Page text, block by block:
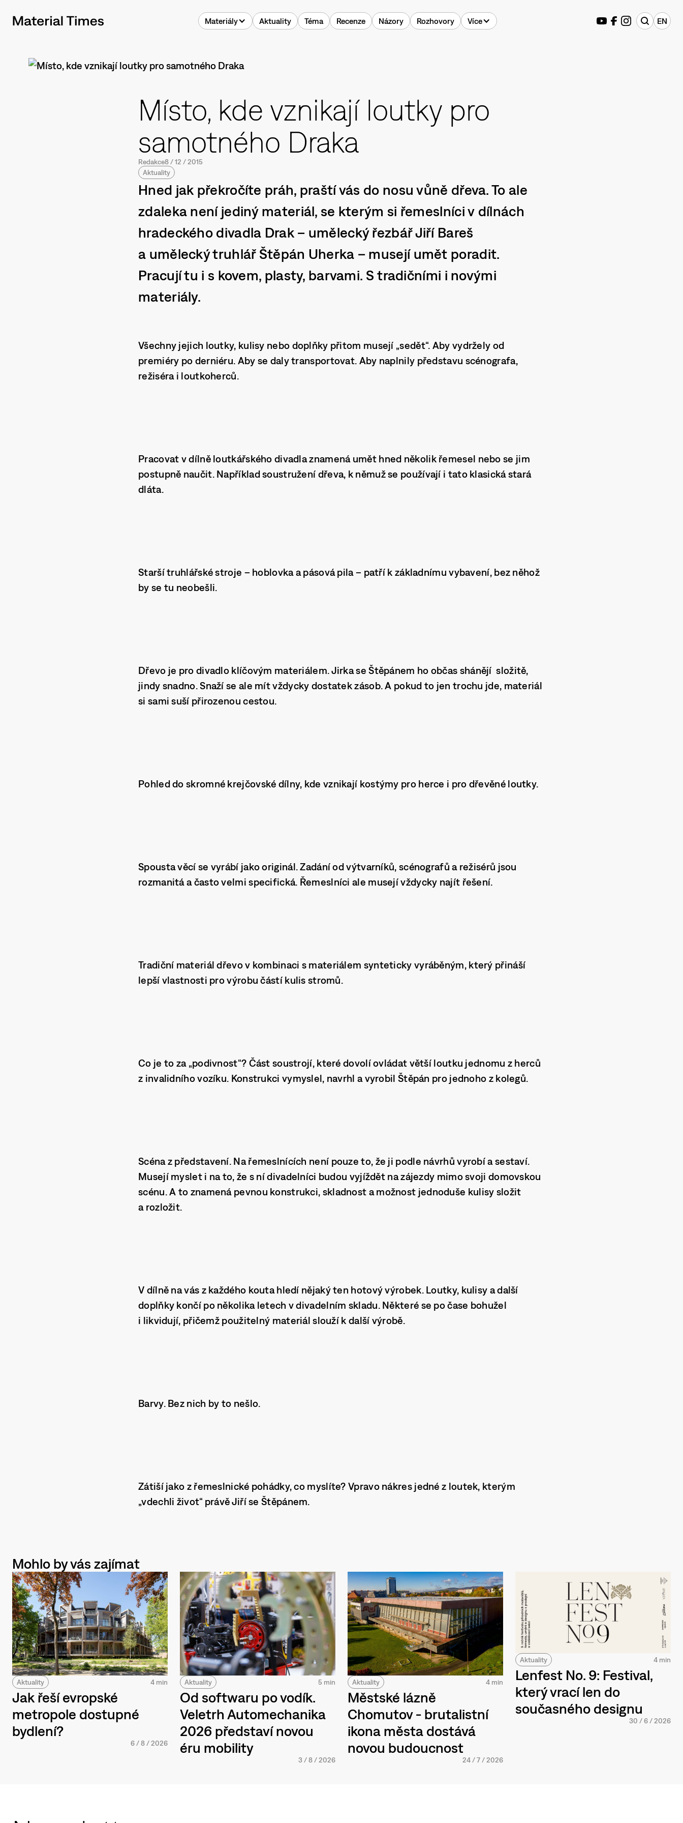
Materiály Aktuality Téma Recenze Názory Rozhovory Více EN
Místo, kde vznikají loutky pro
samotného Draka
Redakce8 /12 /2015
Aktuality
Hned jak překročíte práh, praští vás do nosu vůně dřeva. To ale
zdaleka není jediný materiál, se kterým si řemeslníci v dílnách
hradeckého divadla Drak – umělecký řezbář Jiří Bareš
a umělecký truhlář Štěpán Uherka – musejí umět poradit.
Pracují tu i s kovem, plasty, barvami. S tradičními i novými
materiály.
Všechny jejich loutky, kulisy nebo doplňky přitom musejí „sedět“. Aby vydržely od
premiéry po derniéru. Aby se daly transportovat. Aby naplnily představu scénografa,
režiséra i loutkoherců.
Pracovat v dílně loutkářského divadla znamená umět hned několik řemesel nebo se jim
postupně naučit. Například soustružení dřeva, k němuž se používají i tato klasická stará
dláta.
Starší truhlářské stroje – hoblovka a pásová pila – patří k základnímu vybavení, bez něhož
by se tu neobešli.
Dřevo je pro divadlo klíčovým materiálem. Jirka se Štěpánem ho občas shánějí složitě,
jindy snadno. Snaží se ale mít vždycky dostatek zásob. A pokud to jen trochu jde, materiál
si sami suší přirozenou cestou.
Pohled do skromné krejčovské dílny, kde vznikají kostýmy pro herce i pro dřevěné loutky.
Spousta věcí se vyrábí jako originál. Zadání od výtvarníků, scénografů a režisérů jsou
rozmanitá a často velmi specifická. Řemeslníci ale musejí vždycky najít řešení.
Tradiční materiál dřevo v kombinaci s materiálem synteticky vyráběným, který přináší
lepší vlastnosti pro výrobu částí kulis stromů.
Co je to za „podivnost“? Část soustrojí, které dovolí ovládat větší loutku jednomu z herců
z invalidního vozíku. Konstrukci vymyslel, navrhl a vyrobil Štěpán pro jednoho z kolegů.
Scéna z představení. Na řemeslnících není pouze to, že ji podle návrhů vyrobí a sestaví.
Musejí myslet i na to, že s ní divadelníci budou vyjíždět na zájezdy mimo svoji domovskou
scénu. A to znamená pevnou konstrukci, skladnost a možnost jednoduše kulisy složit
a rozložit.
V dílně na vás z každého kouta hledí nějaký ten hotový výrobek. Loutky, kulisy a další
doplňky končí po několika letech v divadelním skladu. Některé se po čase bohužel
i likvidují, přičemž použitelný materiál slouží k další výrobě.
Barvy. Bez nich by to nešlo.
Zátiší jako z řemeslnické pohádky, co myslíte? Vpravo nákres jedné z loutek, kterým
„vdechli život“ právě Jiří se Štěpánem.
Mohlo by vás zajímat
Aktuality 4 min
Jak řeší evropské
metropole dostupné
bydlení?
6 /8 /2026
Aktuality 5 min
Od softwaru po vodík.
Veletrh Automechanika
2026 představí novou
éru mobility
3 /8 /2026
Aktuality 4 min
Městské lázně
Chomutov - brutalistní
ikona města dostává
novou budoucnost
24 /7 /2026
Aktuality 4 min
Lenfest No. 9: Festival,
který vrací len do
současného designu
30 /6/2026